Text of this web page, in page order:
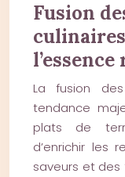
Fusion
La fusion
tendance
plats de
d’enrichir les
saveurs et des